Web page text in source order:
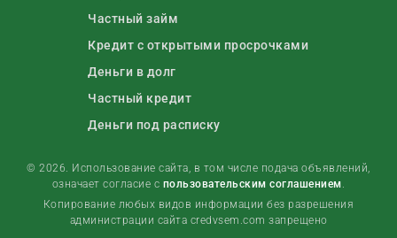
Частный займ
Кредит с открытыми просрочками
Деньги в долг
Частный кредит
Деньги под расписку
© 2026. Использование сайта, в том числе подача объявлений,
означает согласие с пользовательским соглашением.
Копирование любых видов информации без разрешения
администрации сайта credvsem.com запрещено